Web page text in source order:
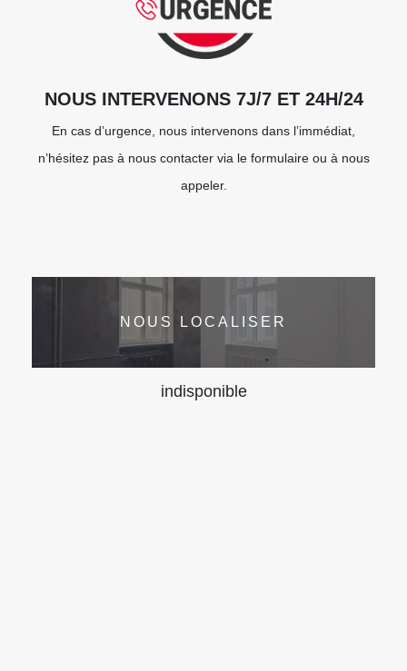
NOUS INTERVENONS 7J/7 ET 24H/24
En cas d’urgence, nous intervenons dans l’immédiat,
n’hésitez pas à nous contacter via le formulaire ou à nous
appeler.
NOUS LOCALISER
indisponible